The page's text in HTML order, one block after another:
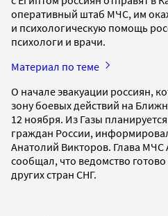
оперативный штаб МЧС, им
и психологическую помощь
психологи и врачи.
Материал по теме
О начале эвакуации россиян,
зону боевых действий на
12 ноября. Из Газы
граждан России,
Анатолий Викторов. Глава МЧС
сообщал, что ведомство
других стран СНГ.